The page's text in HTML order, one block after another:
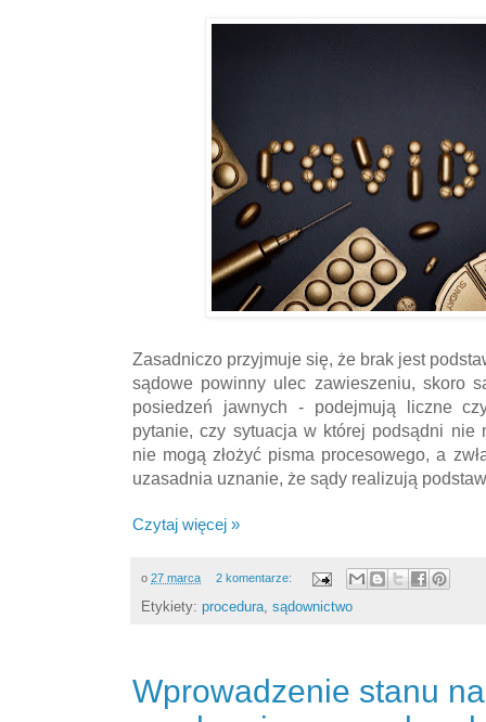
Zasadniczo przyjmuje się, że brak jest
sądowe powinny ulec zawieszeniu, skoro
posiedzeń jawnych - podejmują liczne
pytanie, czy sytuacja w której podsądni nie
nie mogą złożyć pisma procesowego, a
uzasadnia uznanie, że sądy realizują
Czytaj więcej »
o 27 marca 2 komentarze:
Etykiety: procedura, sądownictwo
Wprowadzenie stanu